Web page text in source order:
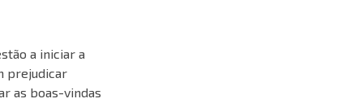
a iniciar a
prejudicar
as boas-vindas